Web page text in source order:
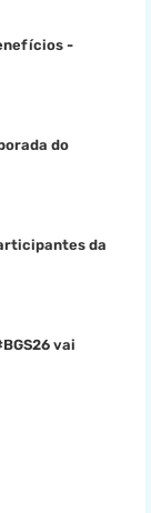
-
do
da
vai